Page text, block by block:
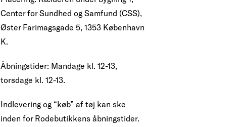
Center for Sundhed og Samfund (CSS),
Øster Farimagsgade 5, 1353 København
K.
Åbningstider: Mandage kl. 12-13,
torsdage kl. 12-13.
Indlevering og “køb” af tøj kan ske
inden for Rodebutikkens åbningstider.